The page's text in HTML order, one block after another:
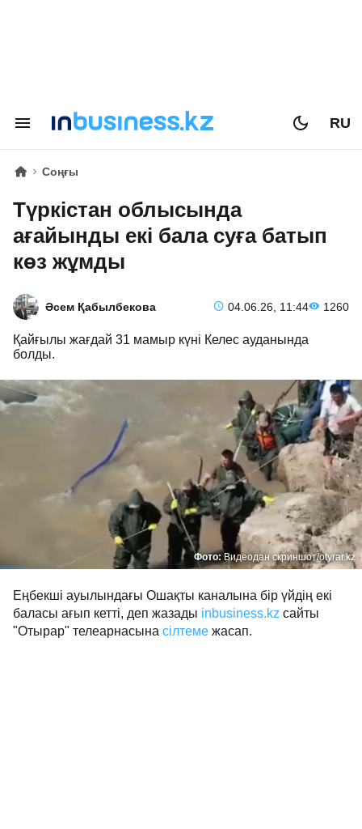
RU
Соңғы
Түркістан облысында
ағайынды екі бала суға батып
көз жұмды
Әсем Қабылбекова 04.06.26, 11:44 1260
Қайғылы жағдай 31 мамыр күні Келес ауданында
болды.
Фото: Видеодан скриншот/otyrar.kz
Еңбекші ауылындағы Ошақты каналына бір үйдің екі
баласы ағып кетті, деп жазады inbusiness.kz сайты
"Отырар" телеарнасына сілтеме жасап.